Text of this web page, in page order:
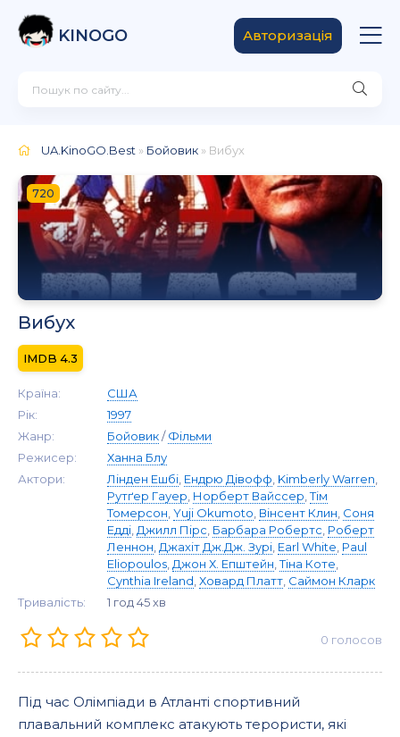
KINOGO Авторизація
UA.KinoGO.Best » Бойовик » Вибух
720
Вибух
4.3
Країна:
США
Рік:
1997
Жанр:
Бойовик/Фільми
Режисер:
Ханна Блу
Актори:
Лінден Ешбі Ендрю Дівофф Kimberly Warren
Рутґер Гауер Норберт Вайссер ,Тім
Томерсон Yuji Okumoto Вінсент Клин Соня
Едді Джилл Пірс Барбара Робертс Роберт
Леннон Джахіт Дж.Дж. Зурі Earl White Paul
Eliopoulos Джон Х. Епштейн ,Тіна Коте
Cynthia Ireland Ховард Платт Саймон Кларк
Тривалість:
1 год 45 хв
0 голосов
Під час Олімпіади в Атланті спортивний
плавальний комплекс атакують терористи, які